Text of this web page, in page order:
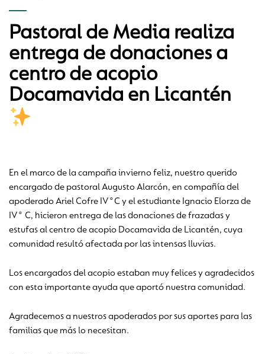
Pastoral de Media realiza
entrega de donaciones a
centro de acopio
Docamavida en Licantén
En el marco de la campaña invierno feliz, nuestro querido
encargado de pastoral Augusto Alarcón, en compañía del
apoderado Ariel Cofre IV°C y el estudiante Ignacio Elorza de
IV° C, hicieron entrega de las donaciones de frazadas y
estufas al centro de acopio Docamavida de Licantén, cuya
comunidad resultó afectada por las intensas lluvias.
Los encargados del acopio estaban muy felices y agradecidos
con esta importante ayuda que aportó nuestra comunidad.
Agradecemos a nuestros apoderados por sus aportes para las
familias que más lo necesitan.